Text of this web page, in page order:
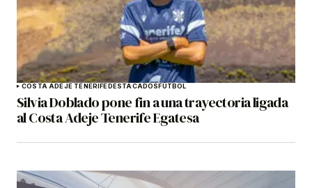
COSTA ADEJE TENERIFEDESTACADOSFÚTBOL
Silvia Doblado pone fin a una trayectoria ligada
al Costa Adeje Tenerife Egatesa